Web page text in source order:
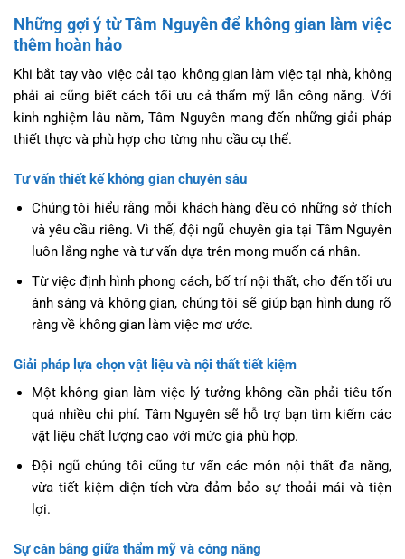
Những gợi ý từ Tâm Nguyên để không gian làm việc
thêm hoàn hảo
Khi bắt tay vào việc cải tạo không gian làm việc tại nhà, không
phải ai cũng biết cách tối ưu cả thẩm mỹ lẫn công năng. Với
kinh nghiệm lâu năm, Tâm Nguyên mang đến những giải pháp
thiết thực và phù hợp cho từng nhu cầu cụ thể.
Tư vấn thiết kế không gian chuyên sâu
Chúng tôi hiểu rằng mỗi khách hàng đều có những sở thích
và yêu cầu riêng. Vì thế, đội ngũ chuyên gia tại Tâm Nguyên
luôn lắng nghe và tư vấn dựa trên mong muốn cá nhân.
Từ việc định hình phong cách, bố trí nội thất, cho đến tối ưu
ánh sáng và không gian, chúng tôi sẽ giúp bạn hình dung rõ
ràng về không gian làm việc mơ ước.
Giải pháp lựa chọn vật liệu và nội thất tiết kiệm
Một không gian làm việc lý tưởng không cần phải tiêu tốn
quá nhiều chi phí. Tâm Nguyên sẽ hỗ trợ bạn tìm kiếm các
vật liệu chất lượng cao với mức giá phù hợp.
Đội ngũ chúng tôi cũng tư vấn các món nội thất đa năng,
vừa tiết kiệm diện tích vừa đảm bảo sự thoải mái và tiện
lợi.
Sự cân bằng giữa thẩm mỹ và công năng